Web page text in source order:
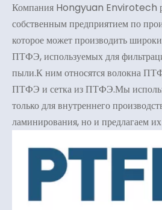
Компания Hongyuan Envirotech
собственным предприятием по
которое может производить
ПТФЭ, используемых для
пыли.К ним относятся волокна
ПТФЭ и сетка из ПТФЭ.Мы
только для внутреннего
ламинирования, но и предлагаем